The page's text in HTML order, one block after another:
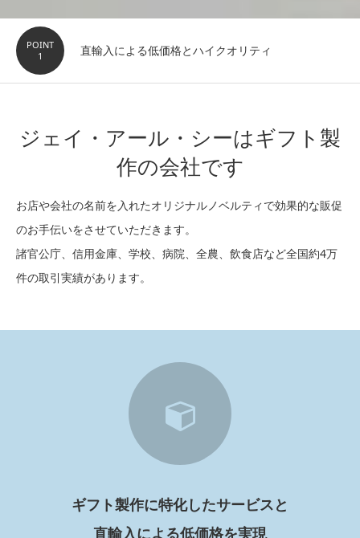
POINT
1
直輸入による低価格とハイクオリティ
ジェイ・アール・シーはギフト製
作の会社です
お店や会社の名前を入れたオリジナルノベルティで効果的な販促
のお手伝いをさせていただきます。
諸官公庁、信用金庫、学校、病院、全農、飲食店など全国約4万
件の取引実績があります。
ギフト製作に特化したサービスと
直輸入による低価格を実現